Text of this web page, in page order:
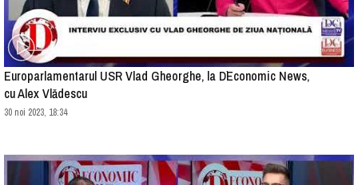
Europarlamentarul USR Vlad Gheorghe, la D`Economic News,
cu Alex Vlădescu
30 noi 2023, 18:34